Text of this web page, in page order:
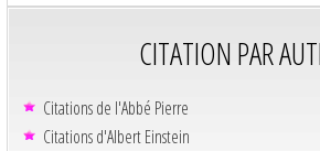
CITATION PAR
Citations de l'Abbé Pierre
Citations d'Albert Einstein